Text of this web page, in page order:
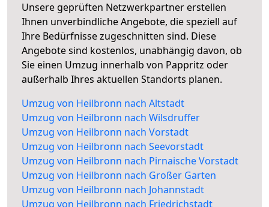
Unsere geprüften Netzwerkpartner erstellen
Ihnen unverbindliche Angebote, die speziell auf
Ihre Bedürfnisse zugeschnitten sind. Diese
Angebote sind kostenlos, unabhängig davon, ob
Sie einen Umzug innerhalb von Pappritz oder
außerhalb Ihres aktuellen Standorts planen.
Umzug von Heilbronn nach Altstadt
Umzug von Heilbronn nach Wilsdruffer
Umzug von Heilbronn nach Vorstadt
Umzug von Heilbronn nach Seevorstadt
Umzug von Heilbronn nach Pirnaische Vorstadt
Umzug von Heilbronn nach Großer Garten
Umzug von Heilbronn nach Johannstadt
Umzug von Heilbronn nach Friedrichstadt